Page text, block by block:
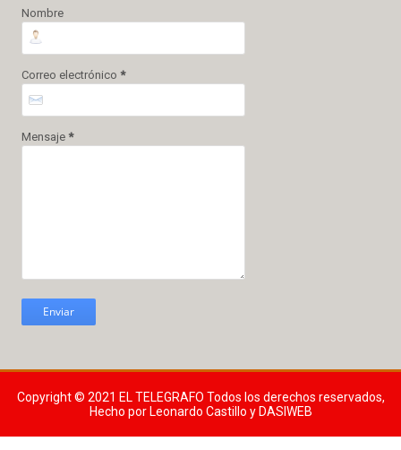
Nombre
Correo electrónico *
Mensaje *
Copyright © 2021 EL TELEGRAFO Todos los derechos reservados,
Hecho por Leonardo Castillo y DASIWEB